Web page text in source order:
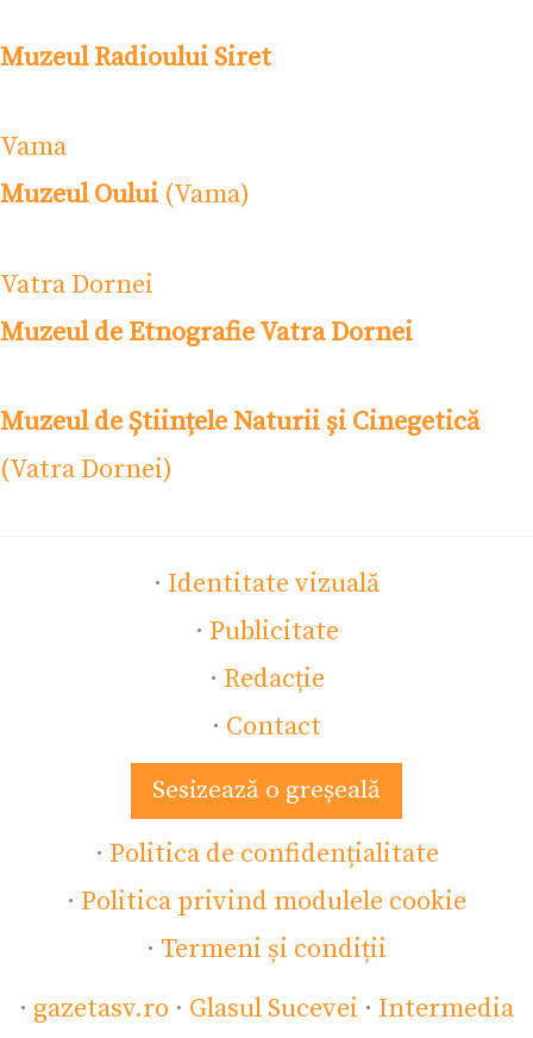
Muzeul Radioului Siret
Vama
Muzeul Oului (Vama)
Vatra Dornei
Muzeul de Etnografie Vatra Dornei
Muzeul de Științele Naturii și Cinegetică
(Vatra Dornei)
· Identitate vizuală
· Publicitate
· Redacție
· Contact
Sesizează o greșeală
· Politica de confidențialitate
· Politica privind modulele cookie
· Termeni și condiții
· gazetasv.ro · Glasul Sucevei · Intermedia